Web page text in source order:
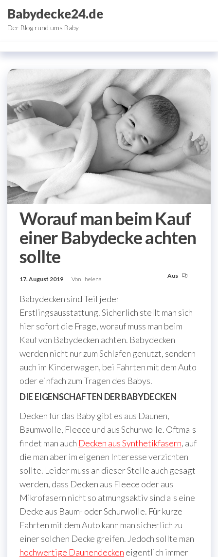
Inhalt
springen
Babydecke24.de
Der Blog rund ums Baby
Worauf man beim Kauf
einer Babydecke achten
sollte
17. August 2019 Von helena Aus
Babydecken sind Teil jeder
Erstlingsausstattung. Sicherlich stellt man sich
hier sofort die Frage, worauf muss man beim
Kauf von Babydecken achten. Babydecken
werden nicht nur zum Schlafen genutzt, sondern
auch im Kinderwagen, bei Fahrten mit dem Auto
oder einfach zum Tragen des Babys.
DIE EIGENSCHAFTEN DER BABYDECKEN
Decken für das Baby gibt es aus Daunen,
Baumwolle, Fleece und aus Schurwolle. Oftmals
findet man auch Decken aus Synthetikfasern, auf
die man aber im eigenen Interesse verzichten
sollte. Leider muss an dieser Stelle auch gesagt
werden, dass Decken aus Fleece oder aus
Mikrofasern nicht so atmungsaktiv sind als eine
Decke aus Baum- oder Schurwolle. Für kurze
Fahrten mit dem Auto kann man sicherlich zu
einer solchen Decke greifen. Jedoch sollte man
hochwertige Daunendecken eigentlich immer